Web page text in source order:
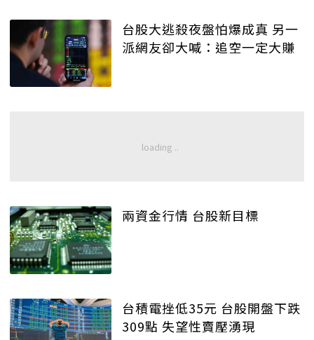
台股大逃殺夜盤怕爆成真 另一
派網友卻大喊：追空一定大賺
兩資金行情 台股新目標
台積電挫低35元 台股開盤下跌
309點 失望性賣壓湧現